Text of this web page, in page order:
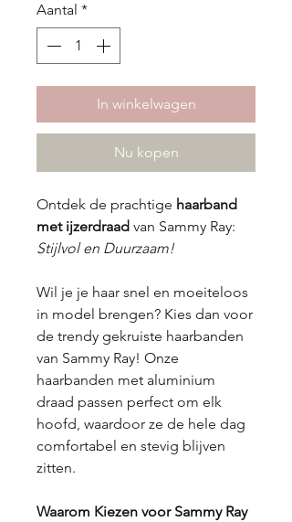
Aantal *
In winkelwagen
Nu kopen
Ontdek de prachtige haarband
met ijzerdraad van Sammy Ray:
Stijlvol en Duurzaam!
Wil je je haar snel en moeiteloos
in model brengen? Kies dan voor
de trendy gekruiste haarbanden
van Sammy Ray! Onze
haarbanden met aluminium
draad passen perfect om elk
hoofd, waardoor ze de hele dag
comfortabel en stevig blijven
zitten.
Waarom Kiezen voor Sammy Ray